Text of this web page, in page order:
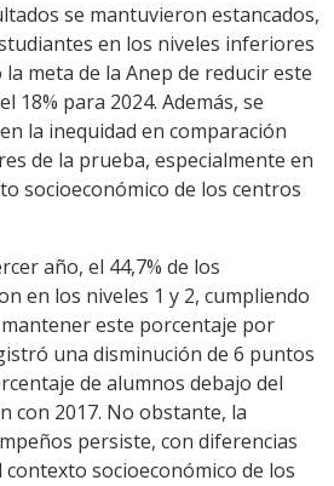
se mantuvieron estancados,
en los niveles inferiores
meta de la Anep de reducir este
18% para 2024. Además, se
la inequidad en comparación
de la prueba, especialmente en
socioeconómico de los centros
año, el 44,7% de los
en los niveles 1 y 2, cumpliendo
este porcentaje por
una disminución de 6 puntos
de alumnos debajo del
con 2017. No obstante, la
persiste, con diferencias
socioeconómico de los